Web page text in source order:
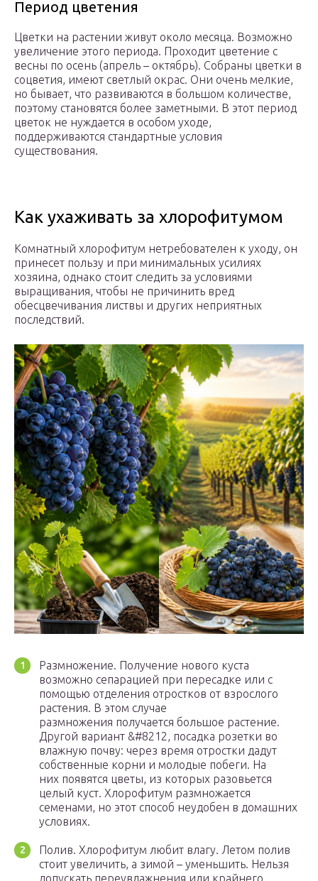
Период цветения
Цветки на растении живут около месяца. Возможно
увеличение этого периода. Проходит цветение с
весны по осень (апрель – октябрь). Собраны цветки в
соцветия, имеют светлый окрас. Они очень мелкие,
но бывает, что развиваются в большом количестве,
поэтому становятся более заметными. В этот период
цветок не нуждается в особом уходе,
поддерживаются стандартные условия
существования.
Как ухаживать за хлорофитумом
Комнатный хлорофитум нетребователен к уходу, он
принесет пользу и при минимальных усилиях
хозяина, однако стоит следить за условиями
выращивания, чтобы не причинить вред
обесцвечивания листвы и других неприятных
последствий.
Размножение. Получение нового куста
возможно сепарацией при пересадке или с
помощью отделения отростков от взрослого
растения. В этом случае
размножения получается большое растение.
Другой вариант &#8212, посадка розетки во
влажную почву: через время отростки дадут
собственные корни и молодые побеги. На
них появятся цветы, из которых разовьется
целый куст. Хлорофитум размножается
семенами, но этот способ неудобен в домашних
условиях.
Полив. Хлорофитум любит влагу. Летом полив
стоит увеличить, а зимой – уменьшить. Нельзя
допускать переувлажнения или крайнего